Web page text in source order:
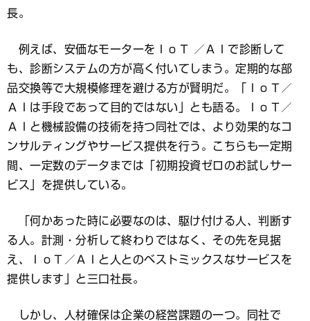
長。
例えば、安価なモーターをＩｏＴ ／ＡＩで診断して
も、診断システムの方が高く付いてしまう。定期的な部
品交換等で大規模修理を避ける方が賢明だ。「ＩｏＴ／
ＡＩは手段であって目的ではない」とも語る。ＩｏＴ／
ＡＩと機械設備の技術を持つ同社では、より効果的なコ
ンサルティングやサービス提供を行う。こちらも一定期
間、一定数のデータまでは「初期投資ゼロのお試しサー
ビス」を提供している。
「何かあった時に必要なのは、駆け付ける人、判断す
る人。計測・分析して終わりではなく、その先を見据
え、ＩｏＴ／ＡＩと人とのベストミックスなサービスを
提供します」と三口社長。
しかし、人材確保は企業の経営課題の一つ。同社で